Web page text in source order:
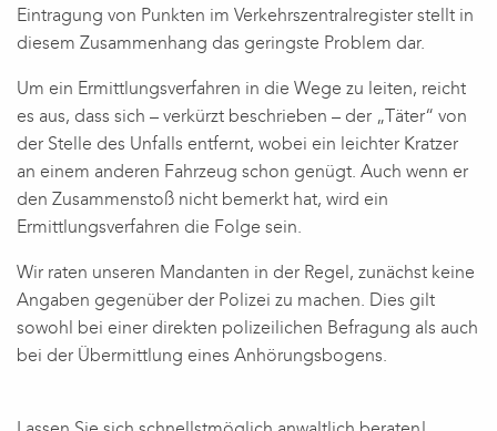
Eintragung von Punkten im Verkehrszentralregister stellt in
diesem Zusammenhang das geringste Problem dar.
Um ein Ermittlungsverfahren in die Wege zu leiten, reicht
es aus, dass sich – verkürzt beschrieben – der „Täter“ von
der Stelle des Unfalls entfernt, wobei ein leichter Kratzer
an einem anderen Fahrzeug schon genügt. Auch wenn er
den Zusammenstoß nicht bemerkt hat, wird ein
Ermittlungsverfahren die Folge sein.
Wir raten unseren Mandanten in der Regel, zunächst keine
Angaben gegenüber der Polizei zu machen. Dies gilt
sowohl bei einer direkten polizeilichen Befragung als auch
bei der Übermittlung eines Anhörungsbogens.